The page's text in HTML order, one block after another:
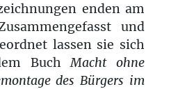
enden am
und
lassen sie sich
BuchMacht ohne
des Bürgers im